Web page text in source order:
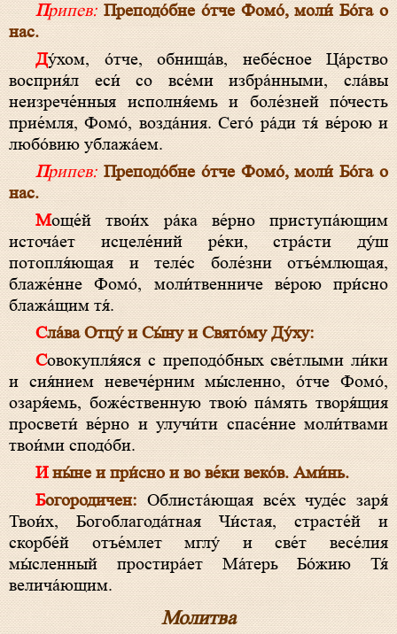
Припев: Преподо́бне о́тче Фомо́, моли́ Бо́га о
нас.
Ду́хом, о́тче, обнища́в, небе́сное Ца́рство
восприя́л еси́ со все́ми избра́нными, сла́вы
неизрече́нныя исполня́емь и боле́зней по́честь
прие́мля, Фомо́, возда́ния. Сего́ ра́ди тя́ ве́рою и
любо́вию ублажа́ем.
Припев: Преподо́бне о́тче Фомо́, моли́ Бо́га о
нас.
Моще́й твои́х ра́ка ве́рно приступа́ющим
источа́ет исцеле́ний ре́ки, стра́сти ду́ш
потопля́ющая и теле́с боле́зни отъе́млющая,
блаже́нне Фомо́, моли́твенниче ве́рою при́сно
блажа́щим тя́.
Сла́ва Отцу́ и Сы́ну и Свято́му Ду́ху:
Совокупля́яся с преподо́бных све́тлыми ли́ки
и сия́нием невече́рним мы́сленно, о́тче Фомо́,
озаря́емь, боже́ственную твою́ па́мять творя́щия
просвети́ ве́рно и улучи́ти спасе́ние моли́твами
твои́ми сподо́би.
И ны́не и при́сно и во ве́ки веко́в. Ами́нь.
Богородичен: Облиста́ющая все́х чуде́с заря́
Твои́х, Богоблагода́тная Чи́стая, страсте́й и
скорбе́й отъе́млет мглу́ и све́т весе́лия
мы́сленный простира́ет Ма́терь Бо́жию Тя́
велича́ющим.
Молитва